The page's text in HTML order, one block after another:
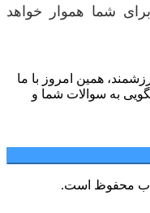
شما هموار خواهد
همین امروز با ما
به سوالات شما و